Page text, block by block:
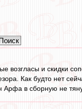
возгласы и скидки
Как будто нет
в сборную не